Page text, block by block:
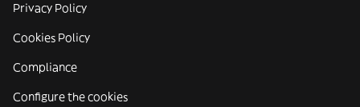
Privacy Policy
Cookies Policy
Compliance
Configure the cookies